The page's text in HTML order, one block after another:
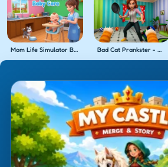
Mom Life Simulator Baby Care Bad Cat Prankster - Mom's Return